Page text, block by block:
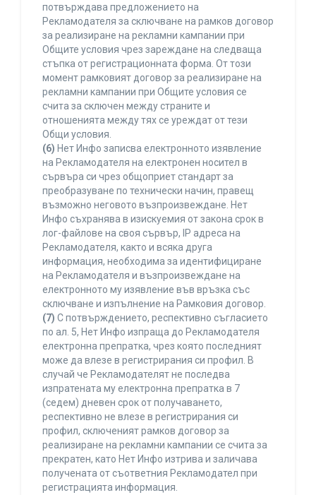
потвърждава предложението на
Рекламодателя за сключване на рамков договор
за реализиране на рекламни кампании при
Общите условия чрез зареждане на следваща
стъпка от регистрационната форма. От този
момент рамковият договор за реализиране на
рекламни кампании при Общите условия се
счита за сключен между страните и
отношенията между тях се уреждат от тези
Общи условия.
(6) Нет Инфо записва електронното изявление
на Рекламодателя на електронен носител в
сървъра си чрез общоприет стандарт за
преобразуване по технически начин, правещ
възможно неговото възпроизвеждане. Нет
Инфо съхранява в изискуемия от закона срок в
лог-файлове на своя сървър, IP адреса на
Рекламодателя, както и всяка друга
информация, необходима за идентифициране
на Рекламодателя и възпроизвеждане на
електронното му изявление във връзка със
сключване и изпълнение на Рамковия договор.
(7) С потвърждението, респективно съгласието
по ал. 5, Нет Инфо изпраща до Рекламодателя
електронна препратка, чрез която последният
може да влезе в регистрирания си профил. В
случай че Рекламодателят не последва
изпратената му електронна препратка в 7
(седем) дневен срок от получаването,
респективно не влезе в регистрирания си
профил, сключеният рамков договор за
реализиране на рекламни кампании се счита за
прекратен, като Нет Инфо изтрива и заличава
получената от съответния Рекламодател при
регистрацията информация.